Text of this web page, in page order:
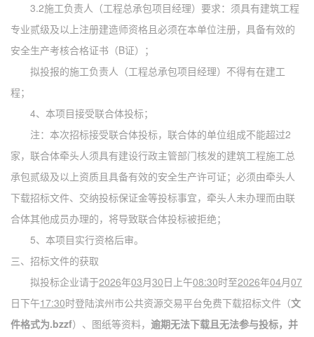
3.2施工负责人（工程总承包项目经理）要求：须具有建筑工程
专业贰级及以上注册建造师资格且必须在本单位注册，具备有效的
安全生产考核合格证书（B证）；
拟投报的施工负责人（工程总承包项目经理）不得有在建工
程；
4、本项目接受联合体投标；
注：本次招标接受联合体投标，联合体的单位组成不能超过2
家，联合体牵头人须具有建设行政主管部门核发的建筑工程施工总
承包贰级及以上资质且具备有效的安全生产许可证；必须由牵头人
下载招标文件、交纳投标保证金等投标事宜，牵头人未办理而由联
合体其他成员办理的，将导致联合体投标被拒绝；
5、本项目实行资格后审。
三、招标文件的获取
拟投标企业请于2026年03月30日上午08:30时至2026年04月07
日下午17:30时登陆滨州市公共资源交易平台免费下载招标文件（文
件格式为.bzzf）、图纸等资料， 逾期无法下载且无法参与投标，并